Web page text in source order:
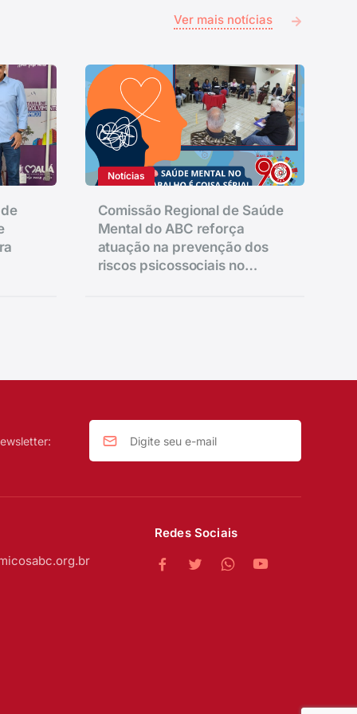
Ver mais notícias
Notícias
Comissão Regional de Saúde
Mental do ABC reforça
atuação na prevenção dos
riscos psicossociais no
Redes Sociais